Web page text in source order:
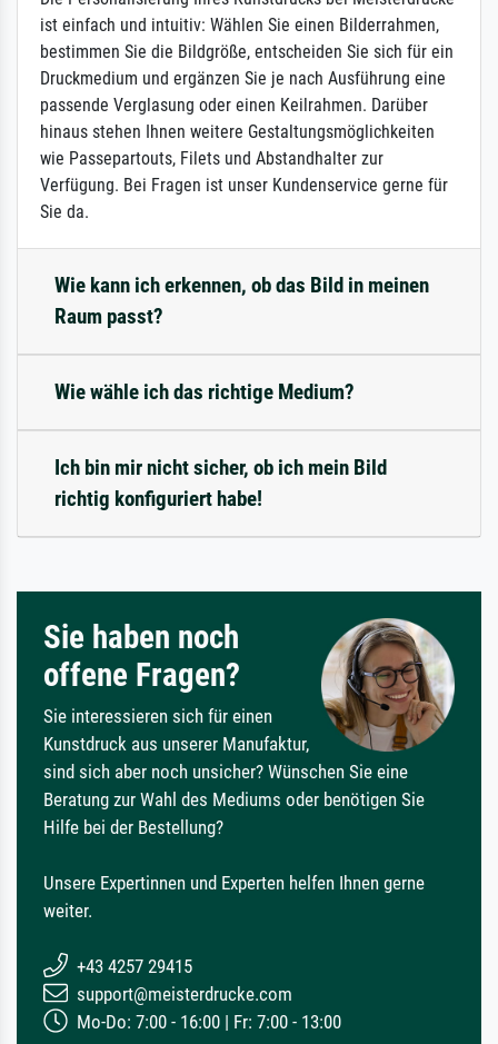
ist einfach und intuitiv: Wählen Sie einen Bilderrahmen,
bestimmen Sie die Bildgröße, entscheiden Sie sich für ein
Druckmedium und ergänzen Sie je nach Ausführung eine
passende Verglasung oder einen Keilrahmen. Darüber
hinaus stehen Ihnen weitere Gestaltungsmöglichkeiten
wie Passepartouts, Filets und Abstandhalter zur
Verfügung. Bei Fragen ist unser Kundenservice gerne für
Sie da.
Wie kann ich erkennen, ob das Bild in meinen
Raum passt?
Wie wähle ich das richtige Medium?
Ich bin mir nicht sicher, ob ich mein Bild
richtig konfiguriert habe!
Sie haben noch
offene Fragen?
Sie interessieren sich für einen
Kunstdruck aus unserer Manufaktur,
sind sich aber noch unsicher? Wünschen Sie eine
Beratung zur Wahl des Mediums oder benötigen Sie
Hilfe bei der Bestellung?
Unsere Expertinnen und Experten helfen Ihnen gerne
weiter.
+43 4257 29415
support@meisterdrucke.com
Mo-Do: 7:00 - 16:00 | Fr: 7:00 - 13:00